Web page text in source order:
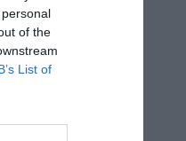
of the
List of